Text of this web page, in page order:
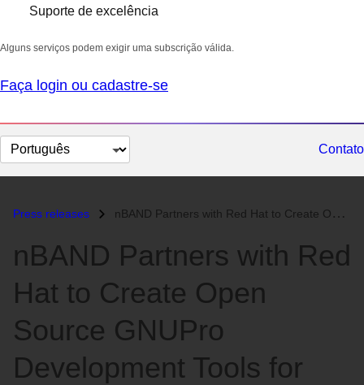
Suporte de excelência
Alguns serviços podem exigir uma subscrição válida.
Faça login ou cadastre-se
Selecionar
idioma
Contato
Press releases nBAND Partners with Red Hat to Create Open Source GNUPro Development T...
nBAND Partners with Red
Hat to Create Open
Source GNUPro
Development Tools for